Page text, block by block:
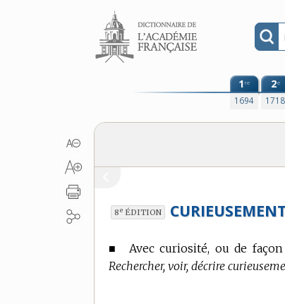
Aller au contenu
1re
1694
2e
1718
8e ÉDITION
■ Avec curiosité, ou de façon
Rechercher, voir, décrire